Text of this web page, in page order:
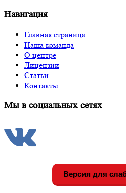
Навигация
Главная страница
Наша команда
О центре
Лицензии
Статьи
Контакты
Мы в социальных сетях
Версия для